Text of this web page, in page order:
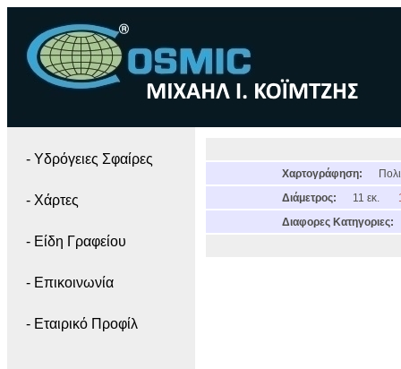
- Yδρόγειες Σφαίρες
- Χάρτες
- Είδη Γραφείου
- Επικοινωνία
- Εταιρικό Προφίλ
Χαρτογράφηση:
Διάμετρος:
11 εκ.
Διαφορες Κατηγοριες: